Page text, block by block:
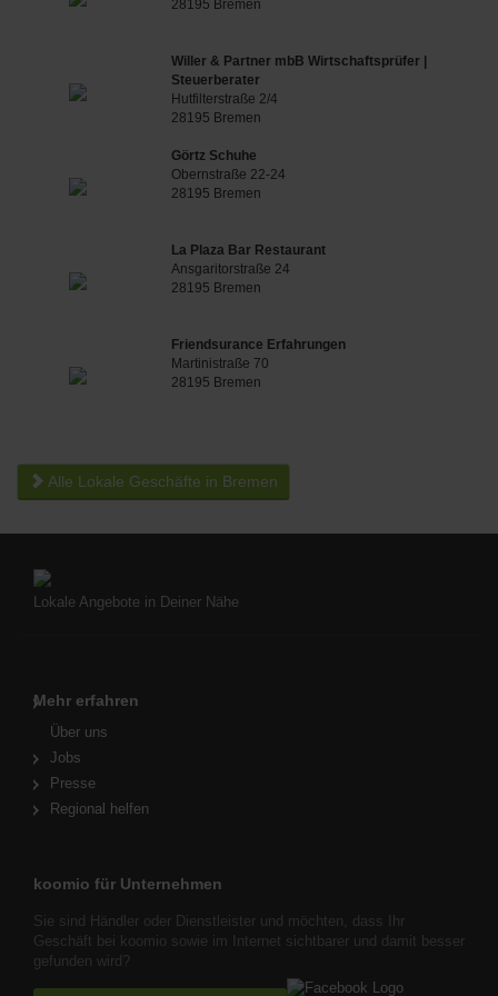
28195 Bremen
Willer & Partner mbB Wirtschaftsprüfer |
Steuerberater
Hutfilterstraße 2/4
28195 Bremen
Görtz Schuhe
Obernstraße 22-24
28195 Bremen
La Plaza Bar Restaurant
Ansgaritorstraße 24
28195 Bremen
Friendsurance Erfahrungen
Martinistraße 70
28195 Bremen
Alle Lokale Geschäfte in Bremen
Lokale Angebote in Deiner Nähe
Mehr erfahren
Über uns
Jobs
Presse
Regional helfen
koomio für Unternehmen
Sie sind Händler oder Dienstleister und möchten, dass Ihr
Geschäft bei koomio sowie im Internet sichtbarer und damit besser
gefunden wird?